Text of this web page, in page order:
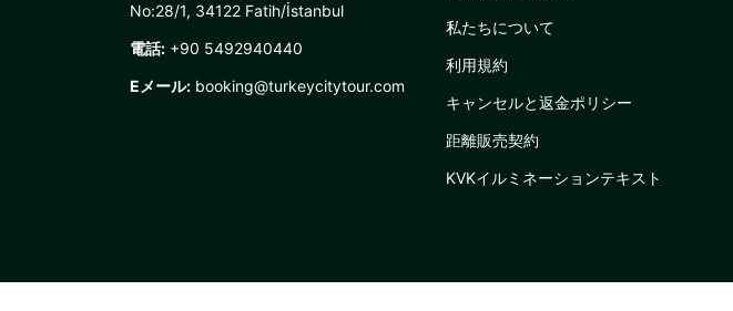
No:28/1, 34122 Fatih/İstanbul
電話: +90 5492940440
Eメール: booking@turkeycitytour.com
私たちについて
利用規約
キャンセルと返金ポリシー
距離販売契約
KVKイルミネーションテキスト